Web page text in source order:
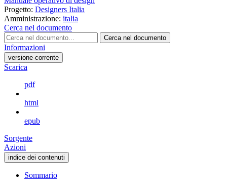
Progetto: Designers Italia
Amministrazione: italia
Cerca nel documento
Cerca nel documento
Informazioni
versione-corrente
Scarica
pdf
html
epub
Sorgente
Azioni
indice dei contenuti
Sommario